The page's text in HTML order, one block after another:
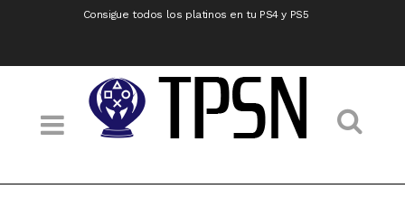
Consigue todos los platinos en tu PS4 y PS5